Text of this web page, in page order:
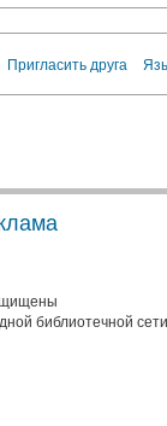
Пригласить друга
библиотечной